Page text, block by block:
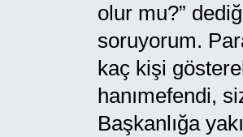
olur mu?”
soruyorum.
kaç kişi
hanımefendi,
Başkanlığa